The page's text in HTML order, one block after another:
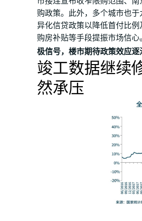
购政策。此外，多个城市也
异化信贷政策以降低首付比
购房补贴等手段提振市场信心
极信号，楼市期待政策效应逐
竣工数据继续
然承压